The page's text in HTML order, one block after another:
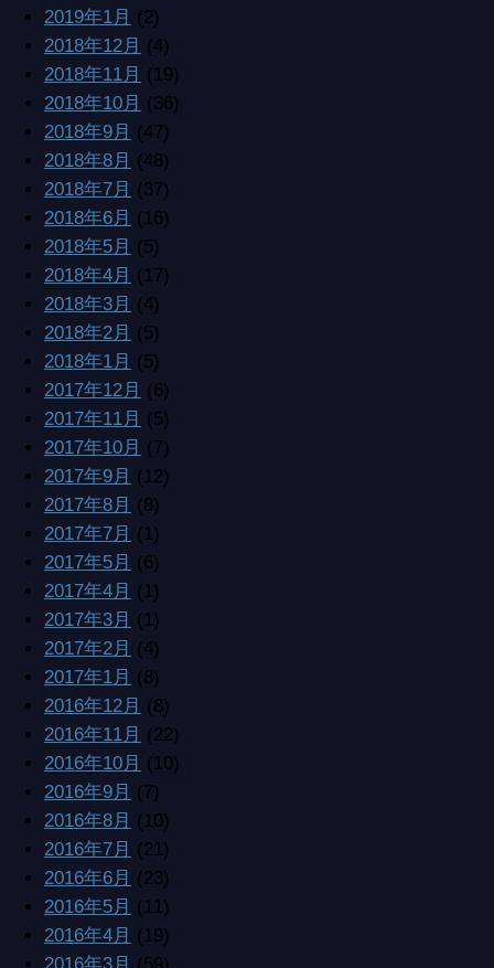
2019年1月 (2)
2018年12月 (4)
2018年11月 (19)
2018年10月 (36)
2018年9月 (47)
2018年8月 (48)
2018年7月 (37)
2018年6月 (16)
2018年5月 (5)
2018年4月 (17)
2018年3月 (4)
2018年2月 (5)
2018年1月 (5)
2017年12月 (6)
2017年11月 (5)
2017年10月 (7)
2017年9月 (12)
2017年8月 (8)
2017年7月 (1)
2017年5月 (6)
2017年4月 (1)
2017年3月 (1)
2017年2月 (4)
2017年1月 (8)
2016年12月 (8)
2016年11月 (22)
2016年10月 (10)
2016年9月 (7)
2016年8月 (10)
2016年7月 (21)
2016年6月 (23)
2016年5月 (11)
2016年4月 (19)